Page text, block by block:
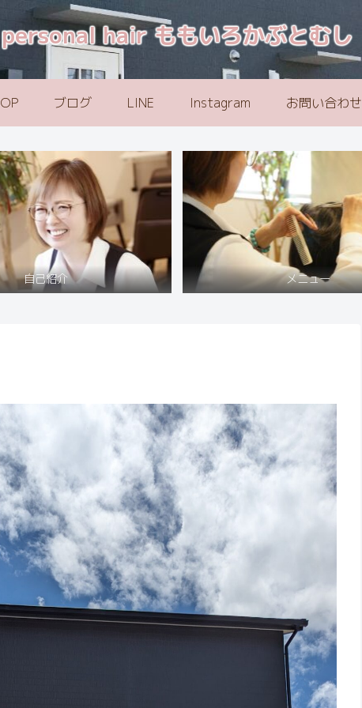
personal hair ももいろかぶとむし
ブログ LINE Instagram お問い合わせ
自己紹介 メニュー